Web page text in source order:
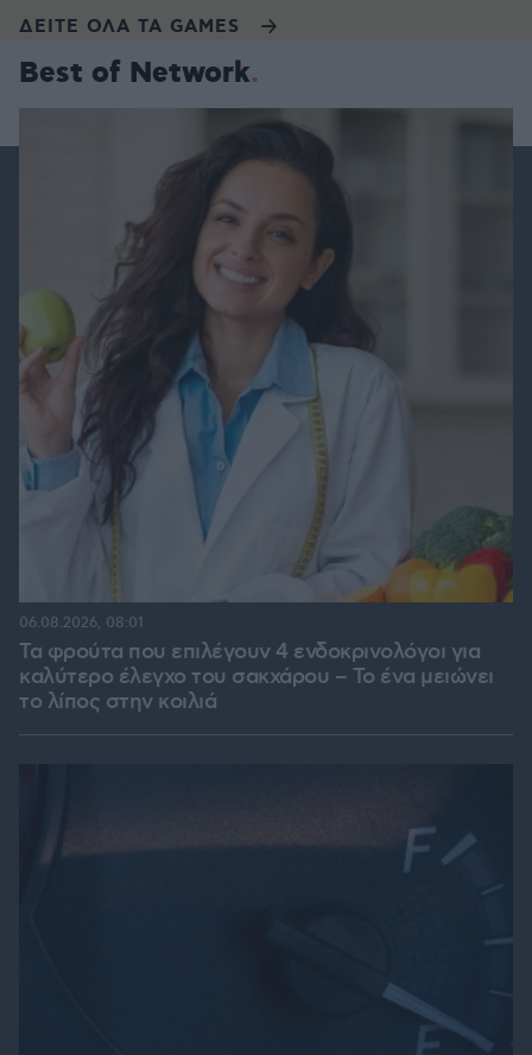
ΔΕΙΤΕ ΟΛΑ ΤΑ GAMES
Best of Network
Τα φρούτα που επιλέγουν 4 ενδοκρινολόγοι για
καλύτερο έλεγχο του σακχάρου – Το ένα μειώνει
το λίπος στην κοιλιά
06.08.2026, 08:01